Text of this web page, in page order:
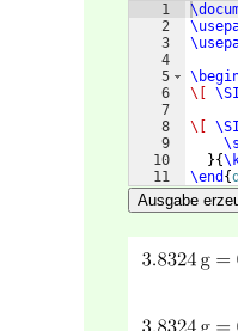
1
2
3
4
5
6
7
8
9
10
11
\[
\SI
\[
\SI
}{
\end {
Ausgabe